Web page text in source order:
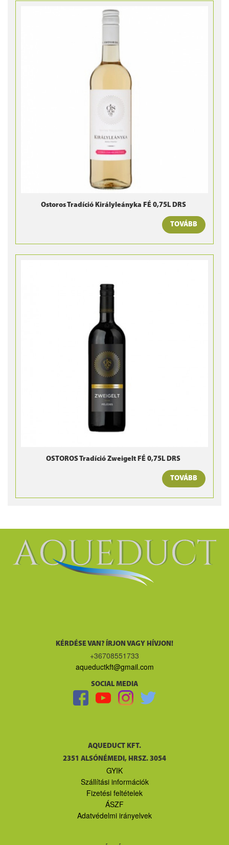
Ostoros Tradíció Királyleányka FÉ 0,75L DRS
TOVÁBB
OSTOROS Tradíció Zweigelt FÉ 0,75L DRS
TOVÁBB
KÉRDÉSE VAN? ÍRJON VAGY HÍVJON!
+36708551733
aqueductkft@gmail.com
SOCIAL MEDIA
AQUEDUCT KFT.
2351 ALSÓNÉMEDI, HRSZ. 3054
GYIK
Szállítási információk
Fizetési feltételek
ÁSZF
Adatvédelmi irányelvek